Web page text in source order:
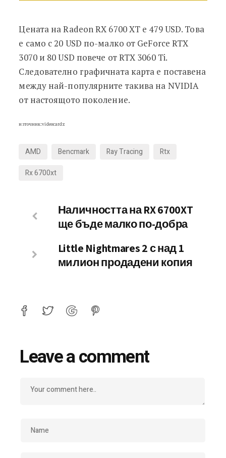
Цената на Radeon RX 6700 XT е 479 USD. Това
е само с 20 USD по-малко от GeForce RTX
3070 и 80 USD повече от RTX 3060 Ti.
Следователно графичната карта е поставена
между най-популярните такива на NVIDIA
от настоящото поколение.
източник:videocardz
AMD Bencmark Ray Tracing
Rtx
Rx 6700xt
Наличността на RX 6700XT
ще бъде малко по-добра
Little Nightmares 2 с над 1
милион продадени копия
Leave a comment